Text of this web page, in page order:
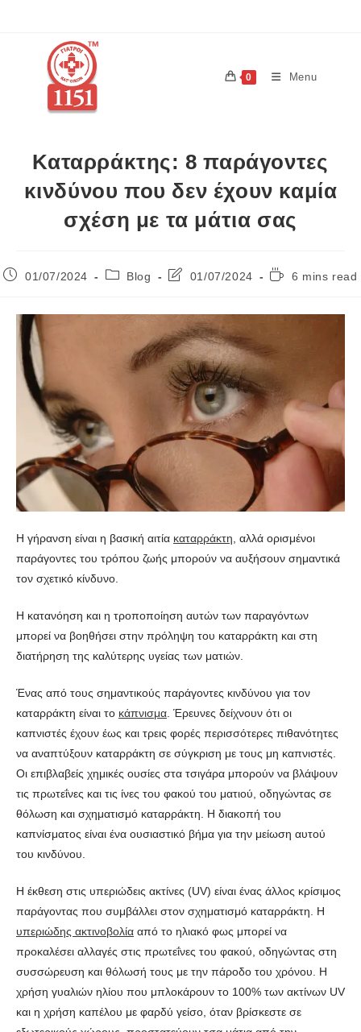
0 Menu
Καταρράκτης: 8 παράγοντες
κινδύνου που δεν έχουν καμία
σχέση με τα μάτια σας
01/07/2024 Blog 01/07/2024 6 mins read
Η γήρανση είναι η βασική αιτία καταρράκτη , αλλά ορισμένοι
παράγοντες του τρόπου ζωής μπορούν να αυξήσουν σημαντικά
τον σχετικό κίνδυνο.
Η κατανόηση και η τροποποίηση αυτών των παραγόντων
μπορεί να βοηθήσει στην πρόληψη του καταρράκτη και στη
διατήρηση της καλύτερης υγείας των ματιών.
Ένας από τους σημαντικούς παράγοντες κινδύνου για τον
καταρράκτη είναι το κάπνισμα . Έρευνες δείχνουν ότι οι
καπνιστές έχουν έως και τρεις φορές περισσότερες πιθανότητες
να αναπτύξουν καταρράκτη σε σύγκριση με τους μη καπνιστές.
Οι επιβλαβείς χημικές ουσίες στα τσιγάρα μπορούν να βλάψουν
τις πρωτεΐνες και τις ίνες του φακού του ματιού, οδηγώντας σε
θόλωση και σχηματισμό καταρράκτη. Η διακοπή του
καπνίσματος είναι ένα ουσιαστικό βήμα για την μείωση αυτού
του κινδύνου.
Η έκθεση στις υπεριώδεις ακτίνες (UV) είναι ένας άλλος κρίσιμος
παράγοντας που συμβάλλει στον σχηματισμό καταρράκτη. Η
υπεριώδης ακτινοβολία από το ηλιακό φως μπορεί να
προκαλέσει αλλαγές στις πρωτεΐνες του φακού, οδηγώντας στη
συσσώρευση και θόλωσή τους με την πάροδο του χρόνου. Η
χρήση γυαλιών ηλίου που μπλοκάρουν το 100% των ακτίνων UV
και η χρήση καπέλου με φαρδύ γείσο, όταν βρίσκεστε σε